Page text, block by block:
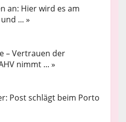
an: Hier wird es am
... »
– Vertrauen der
nimmt ... »
Post schlägt beim Porto